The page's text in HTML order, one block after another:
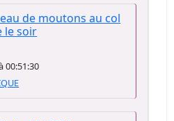
de moutons au col
le soir
00:51:30